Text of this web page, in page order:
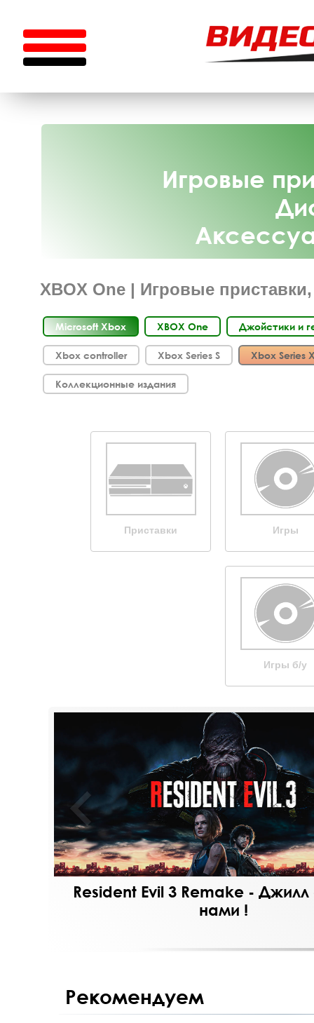
Игровые
XBOX One | Игровые
Microsoft Xbox XBOX One Джойстики и
Xbox controller Xbox Series S Xbox Series
Коллекционные издания
Приставки Игры
Игры б/у
Resident Evil 3 Remake -
нами !
Рекомендуем